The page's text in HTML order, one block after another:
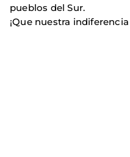
pueblos del Sur.
¡Que nuestra